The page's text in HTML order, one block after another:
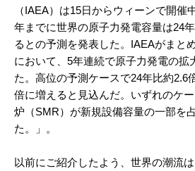
（IAEA）は15日からウィーンで開催
年までに世界の原子力発電容量は24
るとの予測を発表した。IAEAがまと
において、5年連続で原子力発電の拡
た。高位の予測ケースで24年比約2.6
倍に増えると見込んだ。いずれのケ
炉（SMR）が新規設備容量の一部を
た。」。
以前にご紹介したよう、世界の潮流